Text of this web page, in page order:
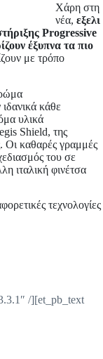
Χάρη στη
νέα, εξελι
Progressive
έξυπνα τα πιο
με τρόπο
κάθε
υλικά
Shield, της
Οι καθαρές γραμμές
του σε
ιταλική φινέτσα
τεχνολογίες
/][et_pb_text